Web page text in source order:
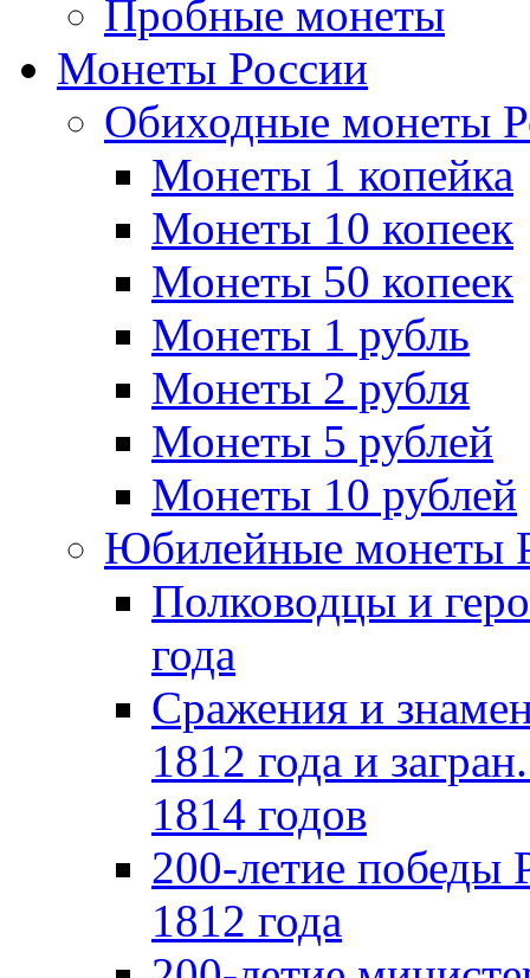
Пробные монеты
Монеты России
Обиходные монеты
Монеты 1 копейка
Монеты 10 копеек
Монеты 50 копеек
Монеты 1 рубль
Монеты 2 рубля
Монеты 5 рублей
Монеты 10 рублей
Юбилейные монеты
Полководцы и
года
Сражения и
1812 года и
1814 годов
200-летие победы
1812 года